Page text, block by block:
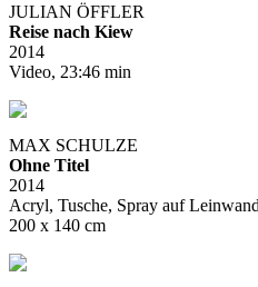
JULIAN ÖFFLER
Reise nach Kiew
2014
Video, 23:46 min
MAX SCHULZE
Ohne Titel
2014
Acryl, Tusche, Spray auf Leinwand
200 x 140 cm